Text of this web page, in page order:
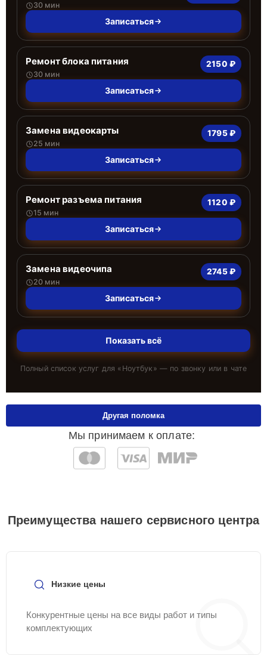
30 мин
Записаться
Ремонт блока питания
30 мин
2150 ₽
Записаться
Замена видеокарты
25 мин
1795 ₽
Записаться
Ремонт разъема питания
15 мин
1120 ₽
Записаться
Замена видеочипа
20 мин
2745 ₽
Записаться
Показать всё
Полный список услуг для « Ноутбук » — по звонку или в чате
Мы принимаем к оплате:
Другая поломка
Преимущества нашего сервисного центра
Низкие цены
Конкурентные цены на все виды работ и типы
комплектующих